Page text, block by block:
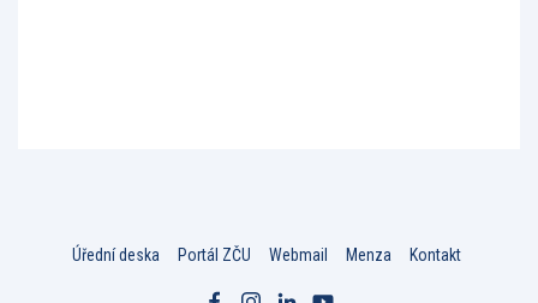
Úřední deska Portál ZČU Webmail Menza Kontakt